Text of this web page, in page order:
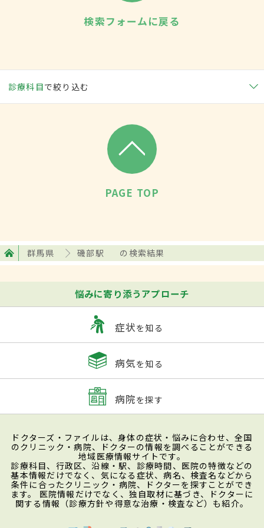
検索フォームに戻る
診療科目で絞り込む
PAGE TOP
群馬県 磯部駅 の検索結果
悩みに寄り添うアプローチ
症状を知る
病気を知る
病院を探す
ドクターズ・ファイルは、身体の症状・悩みに合わせ、全国
のクリニック・病院、ドクターの情報を調べることができる
地域医療情報サイトです。
診療科目、行政区、沿線・駅、診療時間、医院の特徴などの
基本情報だけでなく、気になる症状、病名、検査名などから
条件に合ったクリニック・病院、ドクターを探すことができ
ます。 医院情報だけでなく、独自取材に基づき、ドクターに
関する情報（診療方針や得意な治療・検査など）も紹介。